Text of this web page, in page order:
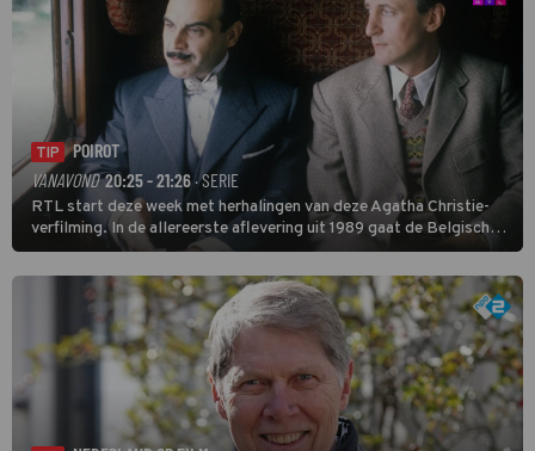
TIP
POIROT
VANAVOND 20:25 - 21:26 · SERIE
RTL start deze week met herhalingen van deze Agatha Christie-
verfilming. In de allereerste aflevering uit 1989 gaat de Belgische
speurder op zoek naar een vermiste kok. Poirot raakt al snel
verwikkeld in een moordzaak. (HH)